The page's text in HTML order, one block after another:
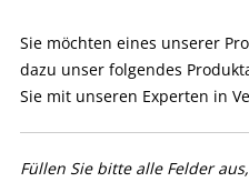
Sie möchten eines unserer
dazu unser folgendes
Sie mit unseren Experten in
Füllen Sie bitte alle Felder